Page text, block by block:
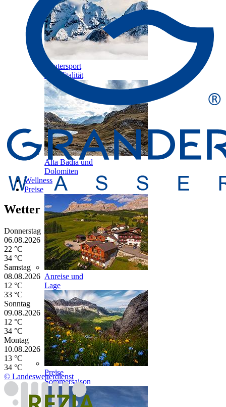
Wintersport
und Vitalität
Alta Badia und
Dolomiten
Wellness
Preise
Anreise und
Lage
Preise
Sommersaison
Wetter
Donnerstag
06.08.2026
22 °C
34 °C
Samstag
08.08.2026
12 °C
33 °C
Sonntag
09.08.2026
12 °C
34 °C
Montag
10.08.2026
13 °C
34 °C
© Landeswetterdienst